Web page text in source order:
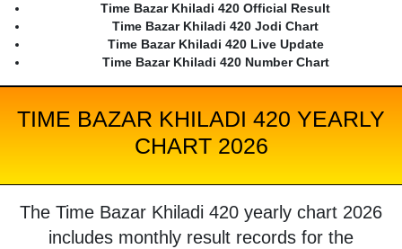
Time Bazar Khiladi 420 Official Result
Time Bazar Khiladi 420 Jodi Chart
Time Bazar Khiladi 420 Live Update
Time Bazar Khiladi 420 Number Chart
TIME BAZAR KHILADI 420 YEARLY
CHART 2026
The Time Bazar Khiladi 420 yearly chart 2026
includes monthly result records for the